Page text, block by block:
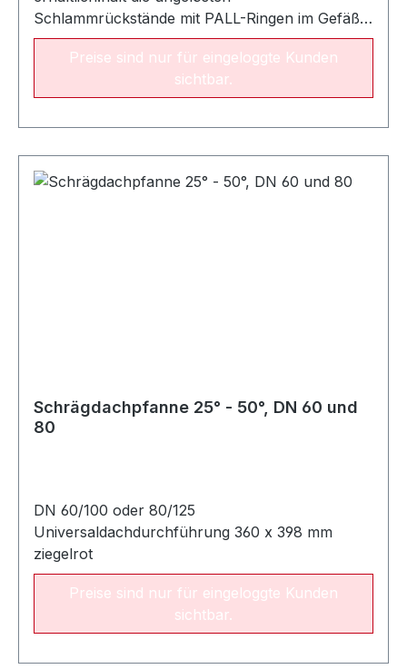
Schlammrückstände mit PALL-Ringen im Gefäß
zurückvermeidet das Absetzen von Schlamm in
den Leitungen und verbessert somit den
thermischen Wirkungsgradeinfache Wartung
Möglichkeit eines Anschlusses an eine
Preise sind nur für eingeloggte Kunden
sichtbar.
Schrägdachpfanne 25° - 50°, DN 60 und
80
DN 60/100 oder 80/125
Universaldachdurchführung 360 x 398 mm
ziegelrot
Preise sind nur für eingeloggte Kunden
sichtbar.